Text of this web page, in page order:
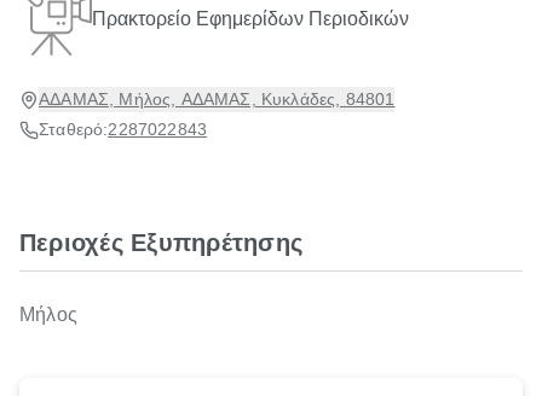
Πρακτορείο Εφημερίδων Περιοδικών
ΑΔΑΜΑΣ, Μήλος, ΑΔΑΜΑΣ, Κυκλάδες, 84801
Σταθερό:2287022843
Περιοχές Εξυπηρέτησης
Μήλος